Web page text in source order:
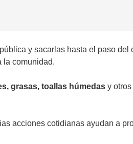
y sacarlas hasta el paso
la comunidad.
grasas, toallas húmedas y
acciones cotidianas ayudan a